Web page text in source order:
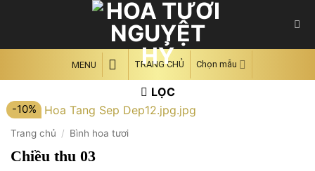
MENU TRANG CHỦ Chọn mẫu
LỌC
-10%
Trang chủ / Bình hoa tươi
Chiều thu 03